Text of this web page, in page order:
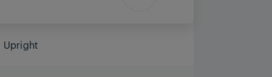
Upright